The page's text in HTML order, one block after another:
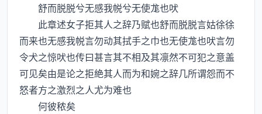
舒而脱脱兮无感我帨兮无使尨也吠
此章述女子拒其人之辞乃赋也舒而脱脱言姑徐徐
而来也无感我帨言勿动其拭手之巾也无使尨也吠言勿
令犬之惊吠也传曰甚言其不相及其凛然不可犯之意盖
可见矣由是论之拒絶其人而为和婉之辞几所谓怨而不
怒者方之激烈之人尤为难也
何彼秾矣